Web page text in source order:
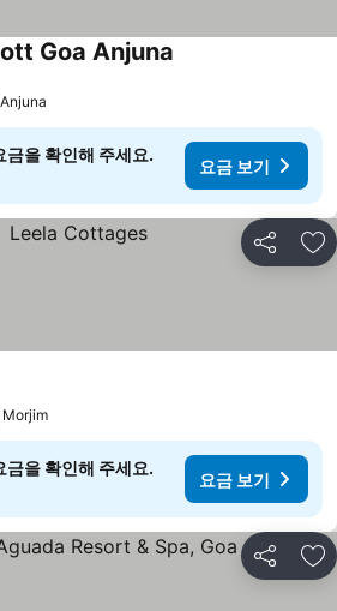
Goa Anjuna
Anjuna
금을 확인해 주세요.
요금 보기
공유 즐
Morjim
금을 확인해 주세요.
요금 보기
공유 즐